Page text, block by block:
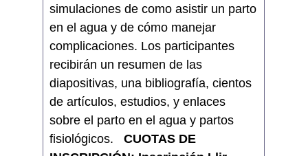
simulaciones de como asistir un parto
en el agua y de cómo manejar
complicaciones. Los participantes
recibirán un resumen de las
diapositivas, una bibliografía, cientos
de artículos, estudios, y enlaces
sobre el parto en el agua y partos
fisiológicos.CUOTAS DE